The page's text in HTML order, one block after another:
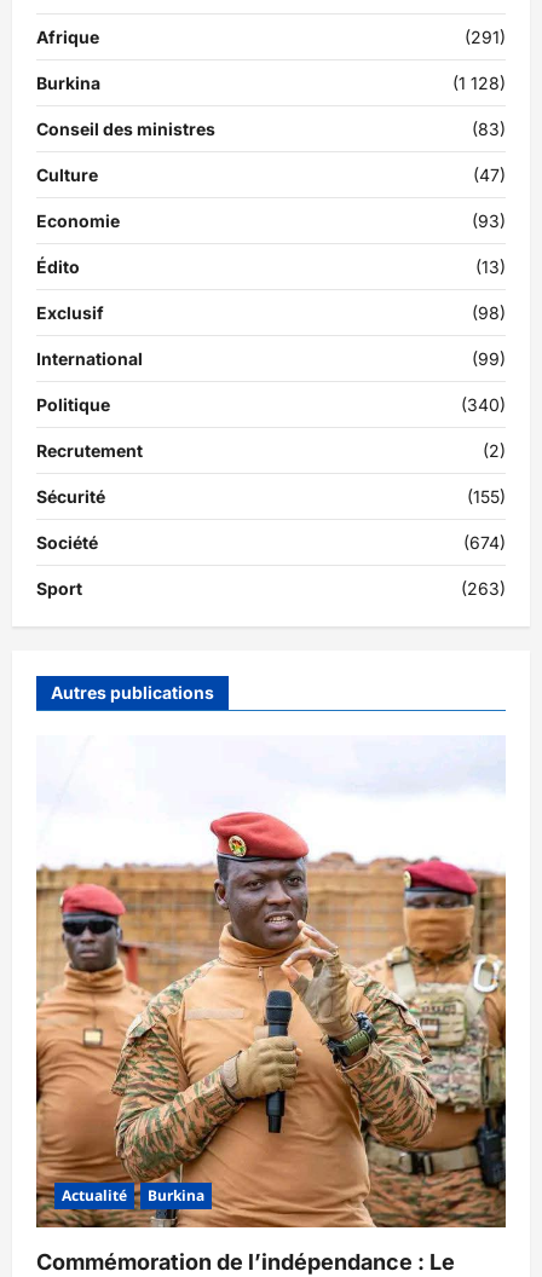
Afrique (291)
Burkina (1 128)
Conseil des ministres (83)
Culture (47)
Economie (93)
Édito (13)
Exclusif (98)
International (99)
Politique (340)
Recrutement (2)
Sécurité (155)
Société (674)
Sport (263)
Autres publications
Actualité Burkina
Commémoration de l’indépendance : Le